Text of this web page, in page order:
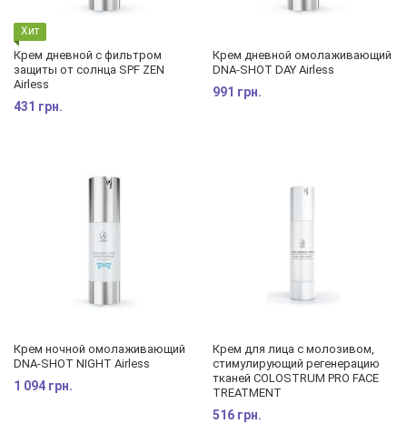
Хит
Крем дневной с фильтром
защиты от солнца SPF ZEN
Airless
431 грн.
Крем дневной омолаживающий
DNA-SHOT DAY Airless
991 грн.
Крем ночной омолаживающий
DNA-SHOT NIGHT Airless
1 094 грн.
Крем для лица с молозивом,
стимулирующий регенерацию
тканей COLOSTRUM PRO FACE
TREATMENT
516 грн.